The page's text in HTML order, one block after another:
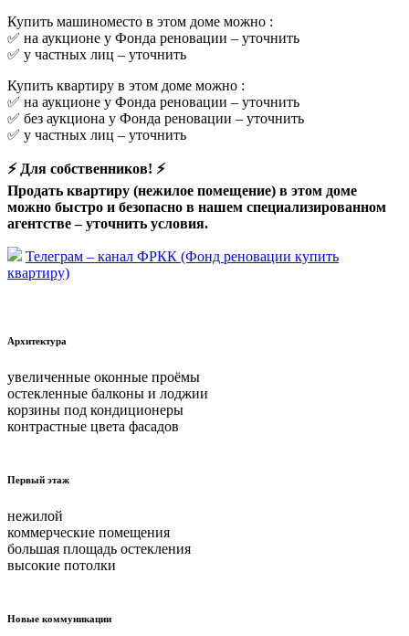
Купить машиноместо в этом доме можно :
✅ на аукционе у Фонда реновации – уточнить
✅ у частных лиц – уточнить
Купить квартиру в этом доме можно :
✅ на аукционе у Фонда реновации – уточнить
✅ без аукциона у Фонда реновации – уточнить
✅ у частных лиц – уточнить
⚡ Для собственников! ⚡
Продать квартиру (нежилое помещение) в этом доме
можно быстро и безопасно в нашем специализированном
агентстве –уточнить условия.
Телеграм – канал ФРКК (Фонд реновации купить
квартиру)
Архитектура
увеличенные оконные проёмы
остекленные балконы и лоджии
корзины под кондиционеры
контрастные цвета фасадов
Первый этаж
нежилой
коммерческие помещения
большая площадь остекления
высокие потолки
Новые коммуникации